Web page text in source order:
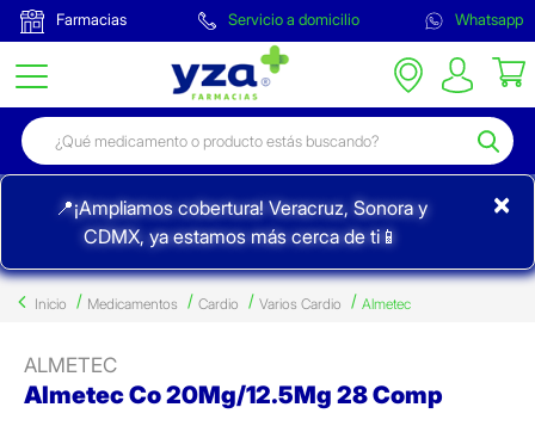
Farmacias Servicio a domicilio Whatsapp
📍¡Ampliamos cobertura! Veracruz, Sonora y
CDMX, ya estamos más cerca de ti📱
×
Inicio Medicamentos Cardio Varios Cardio Almetec
ALMETEC
Almetec Co 20Mg/12.5Mg 28 Comp